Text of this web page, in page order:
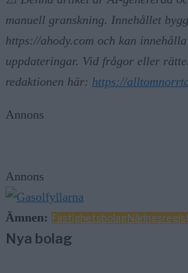
manuell granskning. Innehållet
https://ahody.com och kan
uppdateringar. Vid frågor eller
redaktionen här: https://
Annons
Annons
Ämnen: Fastighetsbolag
Nya bolag